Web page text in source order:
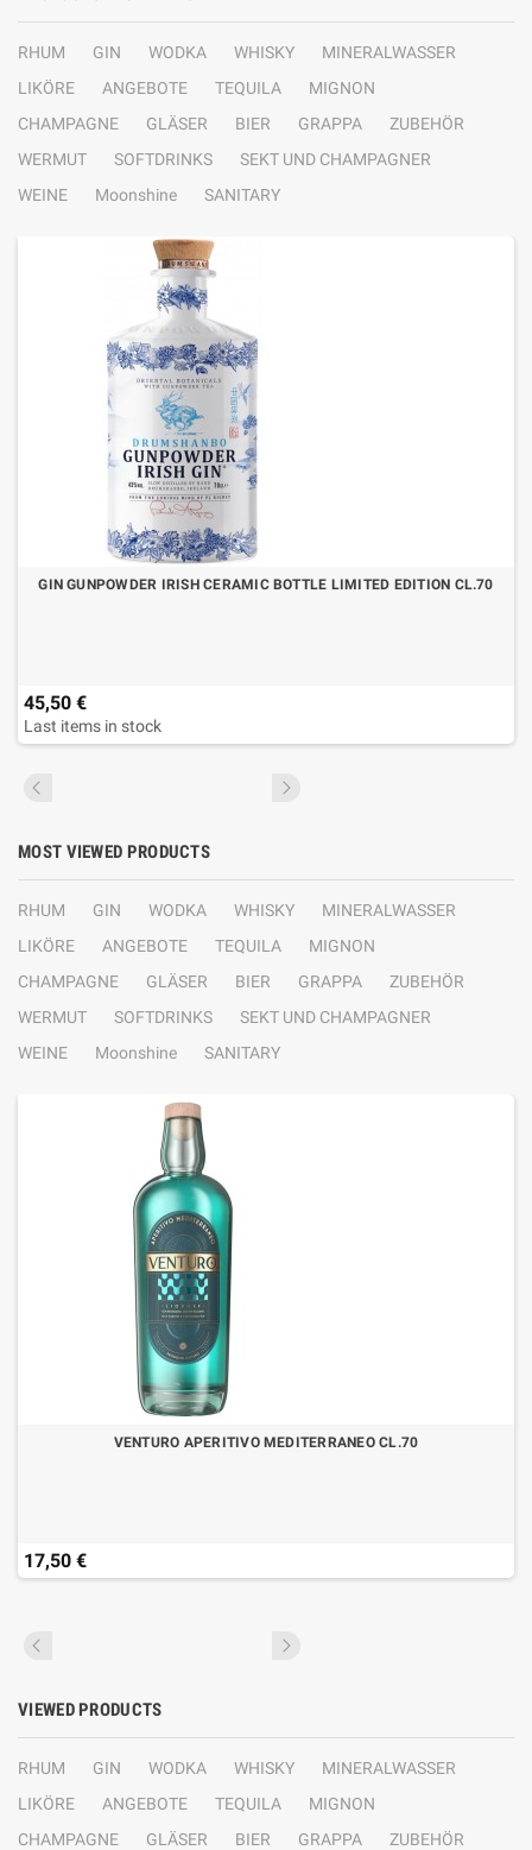
RHUM GIN WODKA WHISKY
MINERALWASSER
LIKÖRE
ANGEBOTE TEQUILA
MIGNON
CHAMPAGNE
GLÄSER BIER GRAPPA
ZUBEHÖR
WERMUT
SOFTDRINKS
SEKT UND CHAMPAGNER
WEINE
Moonshine SANITARY
GIN GUNPOWDER IRISH CERAMIC BOTTLE LIMITED EDITION CL.70
45,50 €
Last items in stock
MOST VIEWED PRODUCTS
RHUM GIN WODKA WHISKY
MINERALWASSER
LIKÖRE
ANGEBOTE TEQUILA
MIGNON
CHAMPAGNE
GLÄSER BIER GRAPPA
ZUBEHÖR
WERMUT
SOFTDRINKS
SEKT UND CHAMPAGNER
WEINE
Moonshine SANITARY
VENTURO APERITIVO MEDITERRANEO CL.70
17,50 €
VIEWED PRODUCTS
RHUM GIN WODKA WHISKY
MINERALWASSER
LIKÖRE
ANGEBOTE TEQUILA
MIGNON
CHAMPAGNE
GLÄSER BIER GRAPPA
ZUBEHÖR